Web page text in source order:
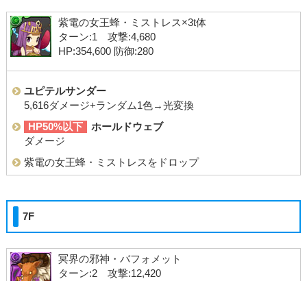
紫電の女王蜂・ミストレス×3t体
ターン:1 攻撃:4,680
HP:354,600 防御:280
ユピテルサンダー
5,616ダメージ+ランダム1色→光変換
HP50%以下
ホールドウェブ
ダメージ
紫電の女王蜂・ミストレスをドロップ
7F
冥界の邪神・バフォメット
ターン:2 攻撃:12,420